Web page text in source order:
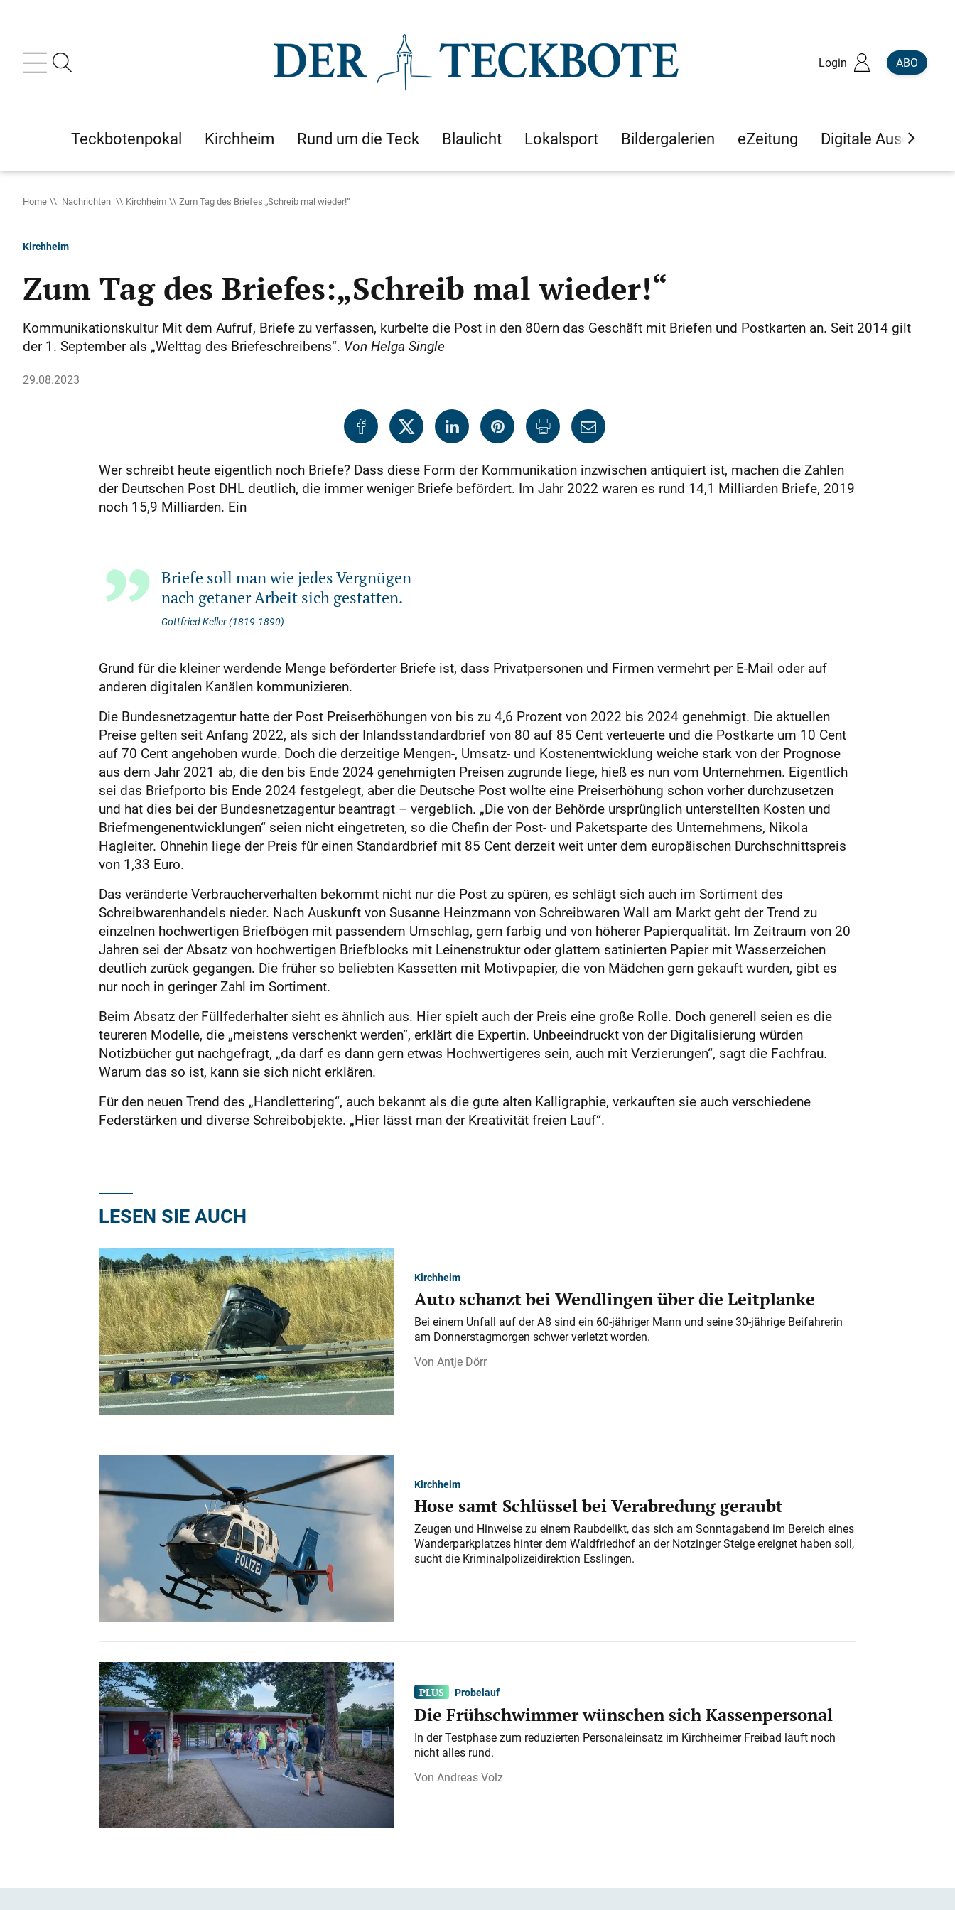
Login ABO
Teckbotenpokal Kirchheim Rund um die Teck Blaulicht Lokalsport Bildergalerien eZeitung Digitale Ausgaben
Home Nachrichten Kirchheim Zum Tag des Briefes:„Schreib mal wieder!“
Kirchheim
Zum Tag des Briefes:„Schreib mal wieder!“
Kommunikationskultur Mit dem Aufruf, Briefe zu verfassen, kurbelte die Post in den 80ern das Geschäft mit Briefen und Postkarten an. Seit 2014 gilt
der 1. September als „Welttag des Briefeschreibens“. Von Helga Single
29.08.2023
Wer schreibt heute eigentlich noch Briefe? Dass diese Form der Kommunikation inzwischen antiquiert ist, machen die Zahlen
der Deutschen Post DHL deutlich, die immer weniger Briefe befördert. Im Jahr 2022 waren es rund 14,1 Milliarden Briefe, 2019
noch 15,9 Milliarden. Ein
Briefe soll man wie jedes Vergnügen
nach getaner Arbeit sich gestatten.
Gottfried Keller (1819-1890)
Grund für die kleiner werdende Menge beförderter Briefe ist, dass Privatpersonen und Firmen vermehrt per E-Mail oder auf
anderen digitalen Kanälen kommunizieren.
Die Bundesnetzagentur hatte der Post Preiserhöhungen von bis zu 4,6 Prozent von 2022 bis 2024 genehmigt. Die aktuellen
Preise gelten seit Anfang 2022, als sich der Inlandsstandardbrief von 80 auf 85 Cent verteuerte und die Postkarte um 10 Cent
auf 70 Cent angehoben wurde. Doch die derzeitige Mengen-, Umsatz- und Kostenentwicklung weiche stark von der Prognose
aus dem Jahr 2021 ab, die den bis Ende 2024 genehmigten Preisen zugrunde liege, hieß es nun vom Unternehmen. Eigentlich
sei das Briefporto bis Ende 2024 festgelegt, aber die Deutsche Post wollte eine Preiserhöhung schon vorher durchzusetzen
und hat dies bei der Bundesnetzagentur beantragt – vergeblich. „Die von der Behörde ursprünglich unterstellten Kosten und
Briefmengenentwicklungen“ seien nicht eingetreten, so die Chefin der Post- und Paketsparte des Unternehmens, Nikola
Hagleiter. Ohnehin liege der Preis für einen Standardbrief mit 85 Cent derzeit weit unter dem europäischen Durchschnittspreis
von 1,33 Euro.
Das veränderte Verbraucherverhalten bekommt nicht nur die Post zu spüren, es schlägt sich auch im Sortiment des
Schreibwarenhandels nieder. Nach Auskunft von Susanne Heinzmann von Schreibwaren Wall am Markt geht der Trend zu
einzelnen hochwertigen Briefbögen mit passendem Umschlag, gern farbig und von höherer Papierqualität. Im Zeitraum von 20
Jahren sei der Absatz von hochwertigen Briefblocks mit Leinenstruktur oder glattem satinierten Papier mit Wasserzeichen
deutlich zurück gegangen. Die früher so beliebten Kassetten mit Motivpapier, die von Mädchen gern gekauft wurden, gibt es
nur noch in geringer Zahl im Sortiment.
Beim Absatz der Füllfederhalter sieht es ähnlich aus. Hier spielt auch der Preis eine große Rolle. Doch generell seien es die
teureren Modelle, die „meistens verschenkt werden“, erklärt die Expertin. Unbeeindruckt von der Digitalisierung würden
Notizbücher gut nachgefragt, „da darf es dann gern etwas Hochwertigeres sein, auch mit Verzierungen“, sagt die Fachfrau.
Warum das so ist, kann sie sich nicht erklären.
Für den neuen Trend des „Handlettering“, auch bekannt als die gute alten Kalligraphie, verkauften sie auch verschiedene
Federstärken und diverse Schreibobjekte. „Hier lässt man der Kreativität freien Lauf“.
LESEN SIE AUCH
Kirchheim
Auto schanzt bei Wendlingen über die Leitplanke
Bei einem Unfall auf der A 8 sind ein 60-jähriger Mann und seine 30-jährige Beifahrerin
am Donnerstagmorgen schwer verletzt worden.
Antje Dörr
Kirchheim
Hose samt Schlüssel bei Verabredung geraubt
Zeugen und Hinweise zu einem Raubdelikt, das sich am Sonntagabend im Bereich eines
Wanderparkplatzes hinter dem Waldfriedhof an der Notzinger Steige ereignet haben soll,
sucht die Kriminalpolizeidirektion Esslingen.
Probelauf
Die Frühschwimmer wünschen sich Kassenpersonal
In der Testphase zum reduzierten Personaleinsatz im Kirchheimer Freibad läuft noch
nicht alles rund.
Andreas Volz